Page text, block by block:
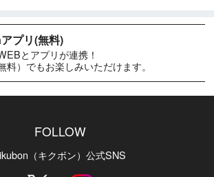
プリ(無料)
とアプリが連携！
料）でもお楽しみいただけます。
FOLLOW
（キクボン）公式SNS